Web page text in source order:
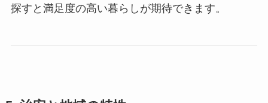
探すと満足度の高い暮らしが期待できます。